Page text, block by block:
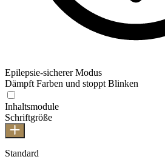
Epilepsie-sicherer Modus
Dämpft Farben und stoppt Blinken
Inhaltsmodule
Schriftgröße
Standard